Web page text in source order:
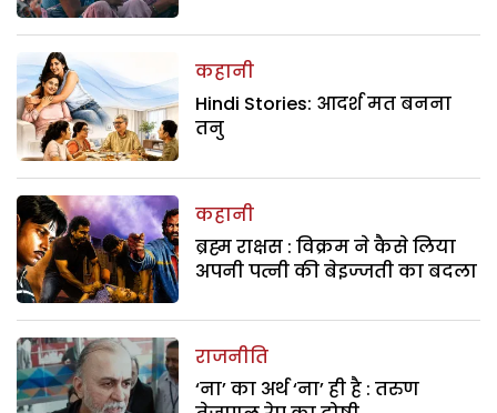
कहानी
Hindi Stories: आदर्श मत बनना
तनु
कहानी
ब्रह्म राक्षस : विक्रम ने कैसे लिया
अपनी पत्नी की बेइज्जती का बदला
राजनीति
‘ना’ का अर्थ ‘ना’ ही है : तरुण